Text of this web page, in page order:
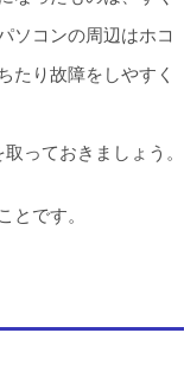
ソコンの周辺はホコ
たり故障をしやすく
っておきましょう。
です。